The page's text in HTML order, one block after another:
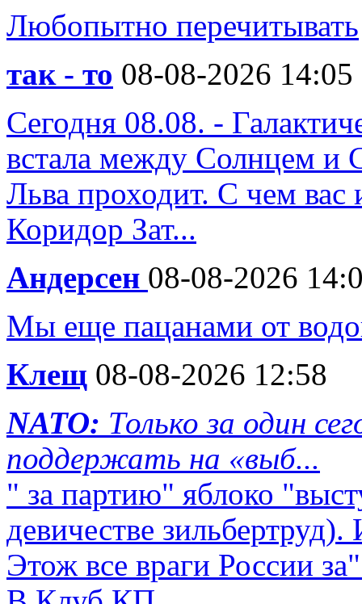
Любопытно перечитывать
так - то 08-08-2026 14:05
Сегодня 08.08. -
встала между Солнцем и
Льва проходит. С чем вас
Коридор Зат...
Андерсен 08-08-2026
Мы еще пацанами от
Клещ 08-08-2026 12:58
NATO: Только за один
поддержать на «выб...
" за партию" яблоко
девичестве
Этож все враги России